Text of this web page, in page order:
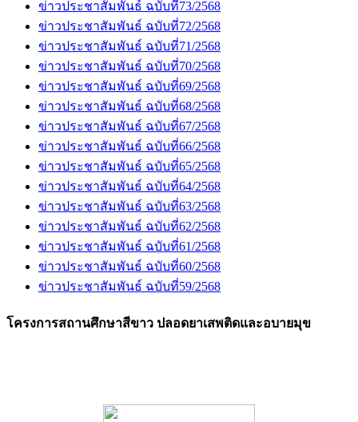
ข่าวประชาสัมพันธ์ ฉบับที่73/2568
ข่าวประชาสัมพันธ์ ฉบับที่72/2568
ข่าวประชาสัมพันธ์ ฉบับที่71/2568
ข่าวประชาสัมพันธ์ ฉบับที่70/2568
ข่าวประชาสัมพันธ์ ฉบับที่69/2568
ข่าวประชาสัมพันธ์ ฉบับที่68/2568
ข่าวประชาสัมพันธ์ ฉบับที่67/2568
ข่าวประชาสัมพันธ์ ฉบับที่66/2568
ข่าวประชาสัมพันธ์ ฉบับที่65/2568
ข่าวประชาสัมพันธ์ ฉบับที่64/2568
ข่าวประชาสัมพันธ์ ฉบับที่63/2568
ข่าวประชาสัมพันธ์ ฉบับที่62/2568
ข่าวประชาสัมพันธ์ ฉบับที่61/2568
ข่าวประชาสัมพันธ์ ฉบับที่60/2568
ข่าวประชาสัมพันธ์ ฉบับที่59/2568
โครงการสถานศึกษาสีขาว ปลอดยาเสพติดและอบายมุข